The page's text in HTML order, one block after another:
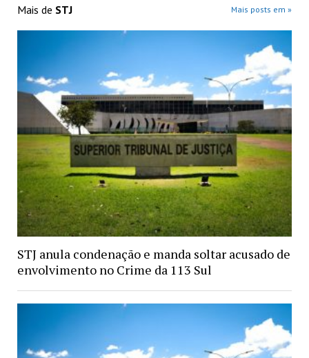
Mais de STJ Mais posts em »
STJ anula condenação e manda soltar acusado de
envolvimento no Crime da 113 Sul